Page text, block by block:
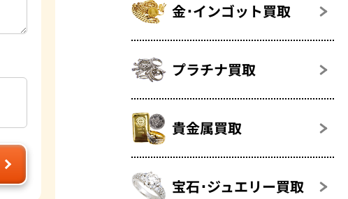
金･インゴット買取
プラチナ買取
貴金属買取
宝石･ジュエリー買取